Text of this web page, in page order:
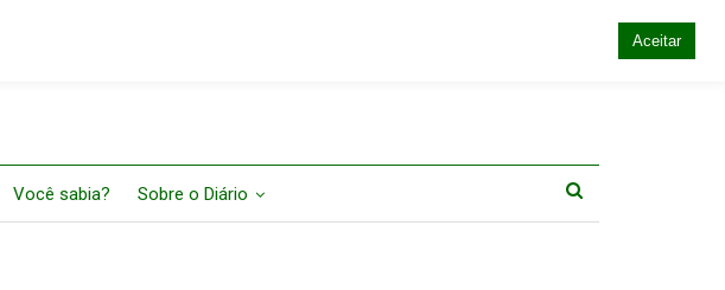
Você sabia? Sobre o Diário
Aceitar